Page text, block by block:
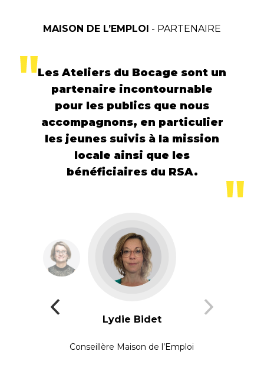
MAISON DE L’EMPLOI - PARTENAIRE
Les Ateliers du Bocage sont un
partenaire incontournable
pour les publics que nous
accompagnons, en particulier
les jeunes suivis à la mission
locale ainsi que les
bénéficiaires du RSA.
Lydie Bidet
Conseillère Maison de l’Emploi